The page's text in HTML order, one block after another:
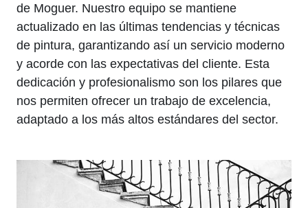
de Moguer. Nuestro equipo se mantiene
actualizado en las últimas tendencias y técnicas
de pintura, garantizando así un servicio moderno
y acorde con las expectativas del cliente. Esta
dedicación y profesionalismo son los pilares que
nos permiten ofrecer un trabajo de excelencia,
adaptado a los más altos estándares del sector.